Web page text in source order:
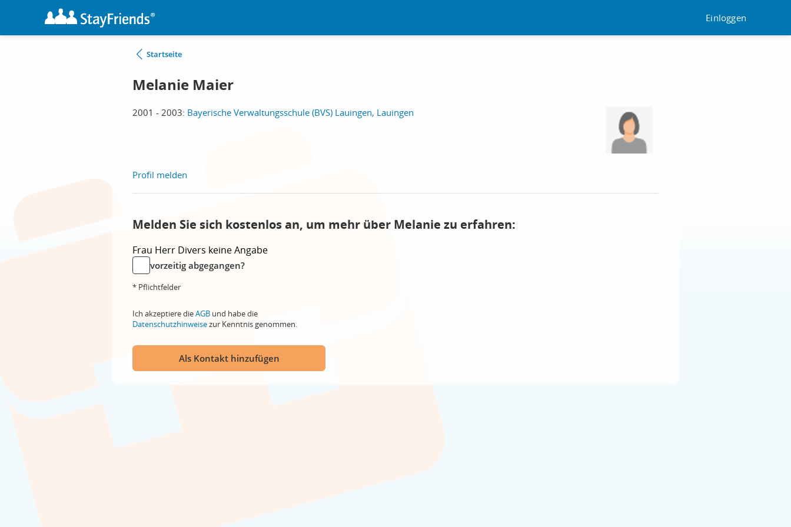
Einloggen
Startseite
Melanie Maier
2001 - 2003: Bayerische Verwaltungsschule (BVS) Lauingen, Lauingen
Profil melden
Melden Sie sich kostenlos an, um mehr über Melanie zu erfahren:
Frau Herr Divers keine Angabe
vorzeitig abgegangen?
* Pflichtfelder
Ich akzeptiere dieAGB und habe die
Datenschutzhinweisezur Kenntnis genommen.
Als Kontakt hinzufügen